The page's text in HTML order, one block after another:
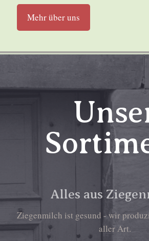
Mehr über uns
Alles aus
Ziegenmilch ist gesund - wir
aller Art.